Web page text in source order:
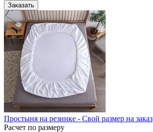
Заказать
Простыня на резинке - Свой размер на заказ
Расчет по размеру